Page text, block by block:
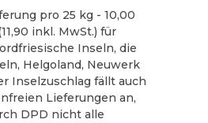
pro 25 kg - 10,00
inkl. MwSt.) für
Inseln, die
Helgoland, Neuwerk
Inselzuschlag fällt auch
Lieferungen an,
DPD nicht alle